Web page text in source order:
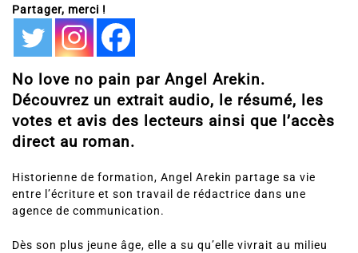
Partager, merci !
No love no pain par Angel Arekin.
Découvrez un extrait audio, le résumé, les
votes et avis des lecteurs ainsi que l’accès
direct au roman.
Historienne de formation, Angel Arekin partage sa vie
entre l’écriture et son travail de rédactrice dans une
agence de communication.
Dès son plus jeune âge, elle a su qu’elle vivrait au milieu